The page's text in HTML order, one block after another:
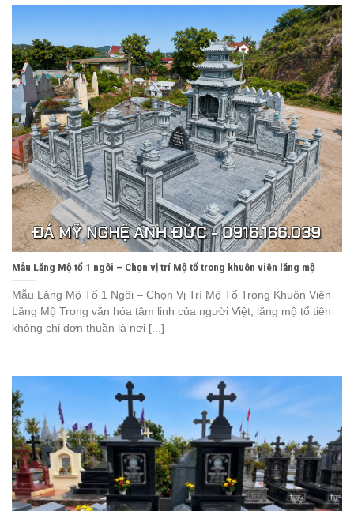
Mẫu Lăng Mộ tổ 1 ngôi – Chọn vị trí Mộ tổ trong khuôn viên lăng mộ
Mẫu Lăng Mộ Tổ 1 Ngôi – Chọn Vị Trí Mộ Tổ Trong Khuôn Viên
Lăng Mộ Trong văn hóa tâm linh của người Việt, lăng mộ tổ tiên
không chỉ đơn thuần là nơi [...]